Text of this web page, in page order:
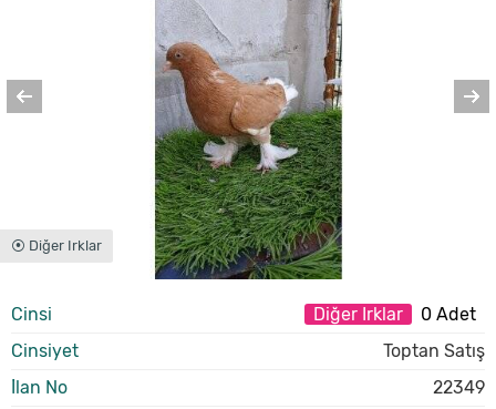
⦿ Diğer Irklar
Cinsi Diğer Irklar
0 Adet
Cinsiyet
Toptan Satış
İlan No
22349